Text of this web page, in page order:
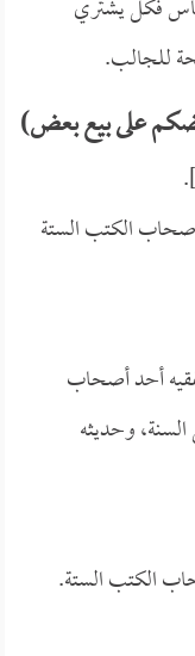
فكلٌّ يشتري
للجالب.
على بيع بعض)
].
الكتب الستة
أحد أصحاب
وحديثه
الكتب الستة.